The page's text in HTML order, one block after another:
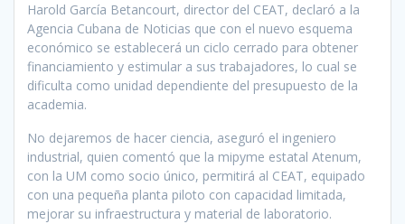
Harold García Betancourt, director del CEAT, declaró a la
Agencia Cubana de Noticias que con el nuevo esquema
económico se establecerá un ciclo cerrado para obtener
financiamiento y estimular a sus trabajadores, lo cual se
dificulta como unidad dependiente del presupuesto de la
academia.
No dejaremos de hacer ciencia, aseguró el ingeniero
industrial, quien comentó que la mipyme estatal Atenum,
con la UM como socio único, permitirá al CEAT, equipado
con una pequeña planta piloto con capacidad limitada,
mejorar su infraestructura y material de laboratorio.